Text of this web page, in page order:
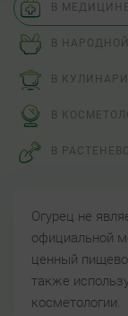
В МЕДИЦИНЕ
В
В
В
В
Огурец не
официальной
ценный
также
косметологии.